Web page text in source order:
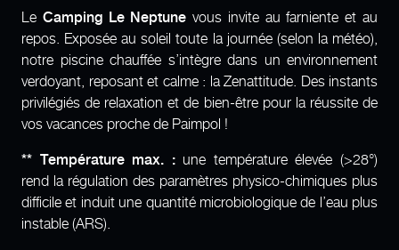
Le Camping Le Neptune vous invite au farniente et au
repos. Exposée au soleil toute la journée (selon la météo),
notre piscine chauffée s’intègre dans un environnement
verdoyant, reposant et calme : la Zenattitude. Des instants
privilégiés de relaxation et de bien-être pour la réussite de
vos vacances proche de Paimpol !
** Température max. :une température élevée (>28°)
rend la régulation des paramètres physico-chimiques plus
difficile et induit une quantité microbiologique de l’eau plus
instable (ARS).